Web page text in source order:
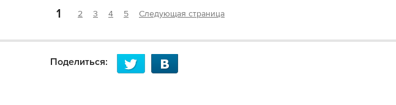
1 2 3 4 5 Следующая страница
Поделиться: